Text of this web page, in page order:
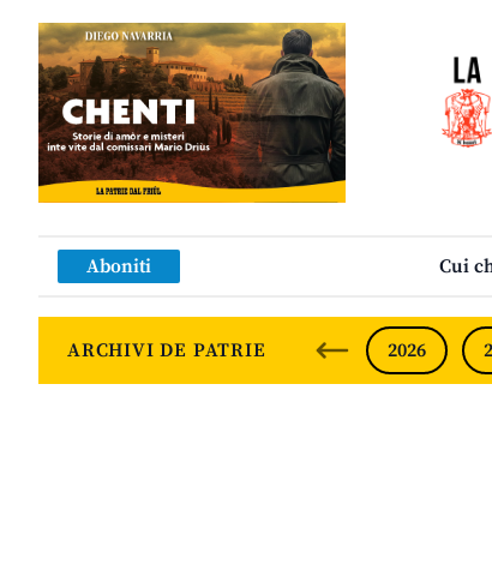
Aboniti Cui
ARCHIVI DE PATRIE 2026